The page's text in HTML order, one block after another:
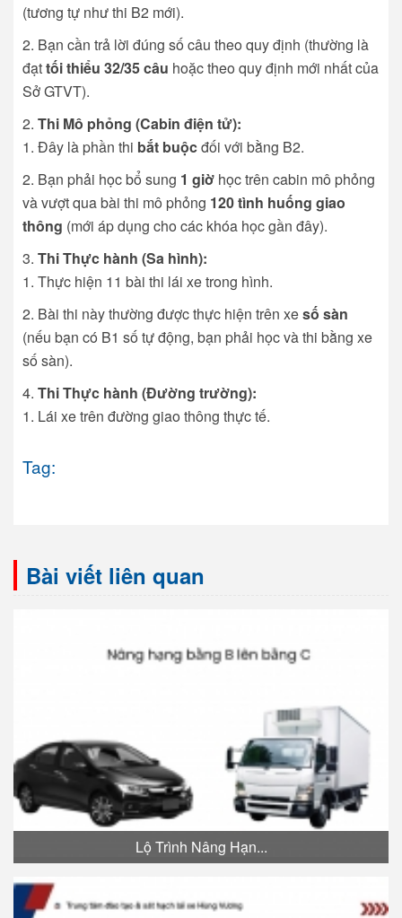
(tương tự như thi B2 mới).
Bạn cần trả lời đúng số câu theo quy định (thường là
đạttối thiểu 32/35 câu hoặc theo quy định mới nhất của
Sở GTVT).
Thi Mô phỏng (Cabin điện tử):
Đây là phần thi bắt buộcđối với bằng B2.
Bạn phải học bổ sung 1 giờ học trên cabin mô phỏng
và vượt qua bài thi mô phỏng 120 tình huống giao
thông (mới áp dụng cho các khóa học gần đây).
Thi Thực hành (Sa hình):
Thực hiện 11 bài thi lái xe trong hình.
Bài thi này thường được thực hiện trên xesố sàn
(nếu bạn có B1 số tự động, bạn phải học và thi bằng xe
số sàn).
Thi Thực hành (Đường trường):
Lái xe trên đường giao thông thực tế.
Tag:
Bài viết liên quan
Lộ Trình Nâng Hạn...